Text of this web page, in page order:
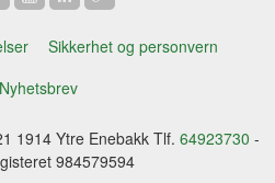
Sikkerhet og personvern
Nyhetsbrev
1914 Ytre Enebakk Tlf. 64923730 -
984579594